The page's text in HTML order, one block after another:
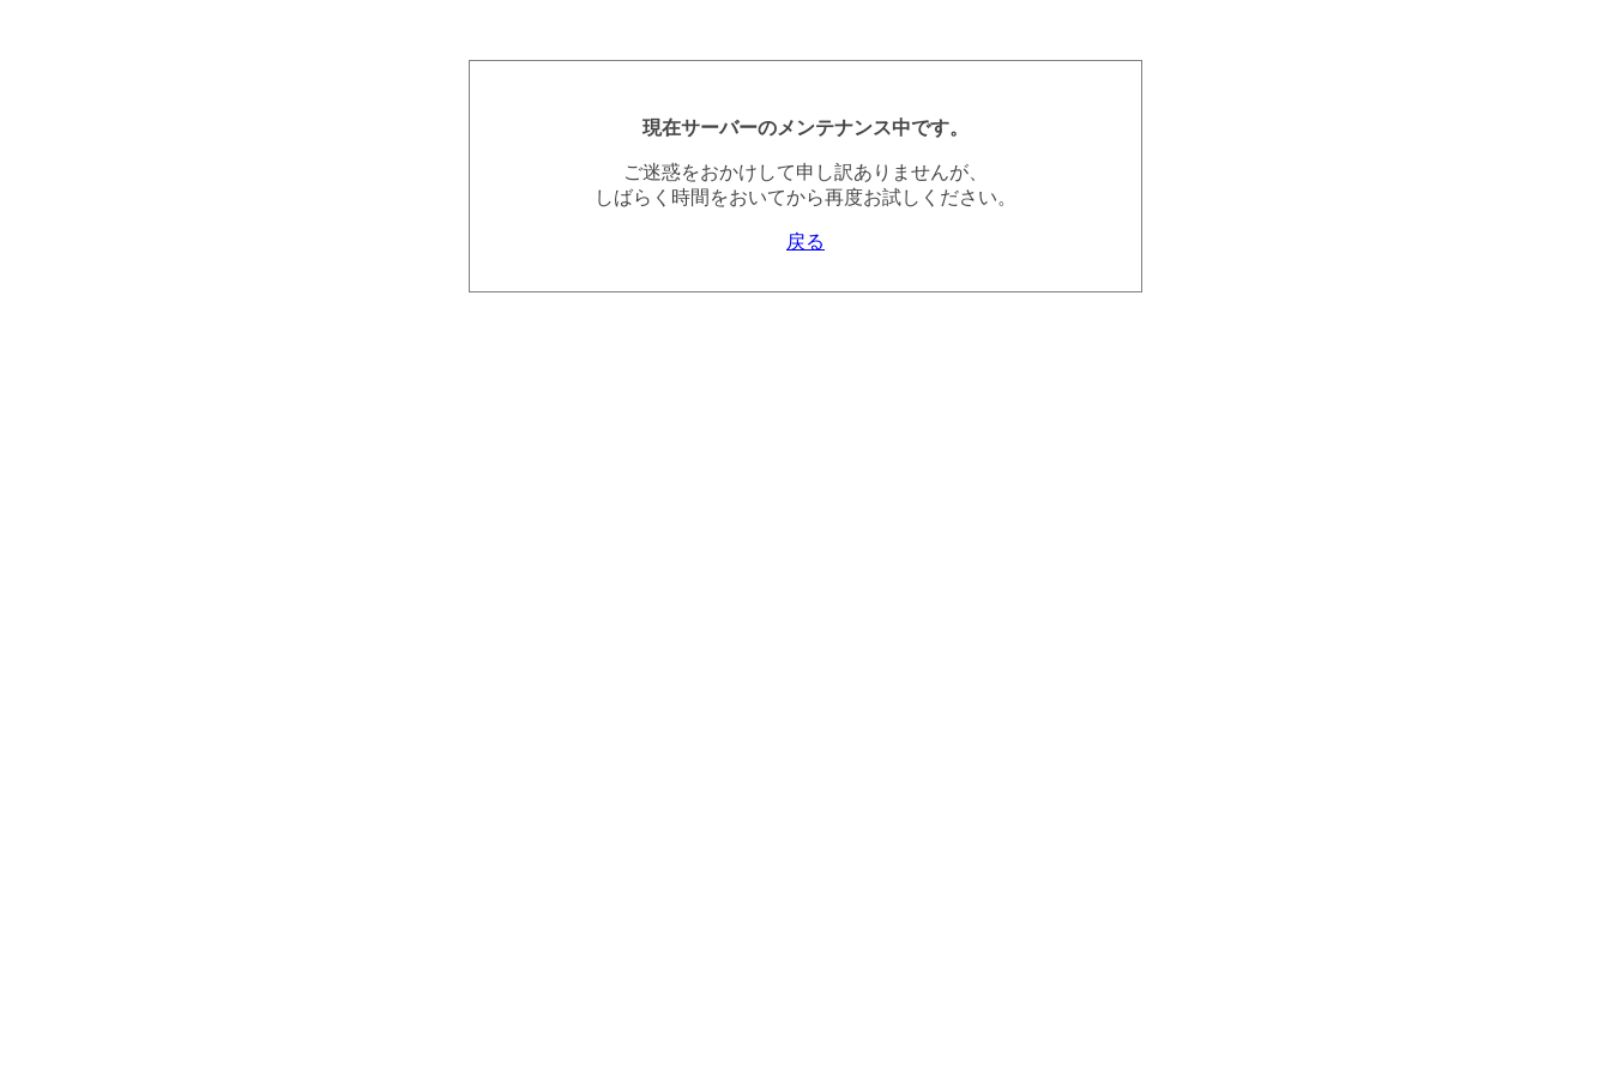
現在サーバーのメンテナンス中です。
ご迷惑をおかけして申し訳ありませんが、
しばらく時間をおいてから再度お試しください。
戻る